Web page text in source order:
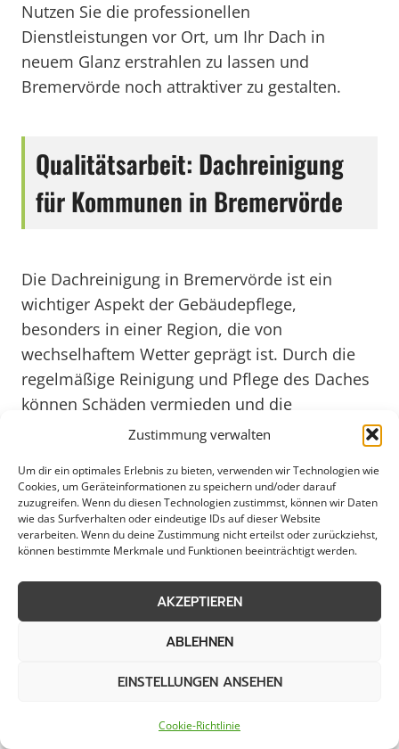
Zustimmung verwalten
Um dir ein optimales Erlebnis zu bieten, verwenden wir Technologien wie
Cookies, um Geräteinformationen zu speichern und/oder darauf
zuzugreifen. Wenn du diesen Technologien zustimmst, können wir Daten
wie das Surfverhalten oder eindeutige IDs auf dieser Website
verarbeiten. Wenn du deine Zustimmung nicht erteilst oder zurückziehst,
können bestimmte Merkmale und Funktionen beeinträchtigt werden.
AKZEPTIEREN
ABLEHNEN
EINSTELLUNGEN ANSEHEN
Cookie-Richtlinie
Nutzen Sie die professionellen
Dienstleistungen vor Ort, um Ihr Dach in
neuem Glanz erstrahlen zu lassen und
Bremervörde noch attraktiver zu gestalten.
Qualitätsarbeit: Dachreinigung
für Kommunen in Bremervörde
Die Dachreinigung in Bremervörde ist ein
wichtiger Aspekt der Gebäudepflege,
besonders in einer Region, die von
wechselhaftem Wetter geprägt ist. Durch die
regelmäßige Reinigung und Pflege des Daches
können Schäden vermieden und die
Langlebigkeit der Immobilie gewährleistet
professionelle Dienstleistungen zur
Dachreinigung an, die nicht nur die ästhetische
Erscheinung des Daches verbessern, sondern
auch vor vorzeitiger Alterung schützen. Diese
Maßnahmen sind besonders in Städten wie
Bremervörde, in denen Umweltbelastungen
wie Schmutzpartikel und Feuchtigkeit die
Bausubstanz beeinträchtigen können, von
großer Bedeutung.
Die Dachreinigung in Bremervörde umfasst